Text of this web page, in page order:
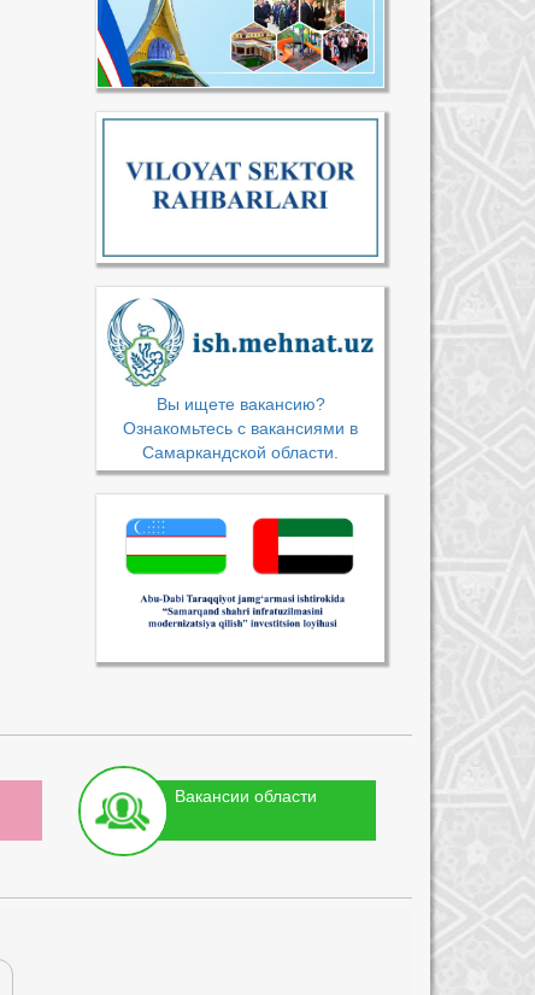
Вы ищете вакансию?
Ознакомьтесь с вакансиями в
Самаркандской области.
Вакансии области